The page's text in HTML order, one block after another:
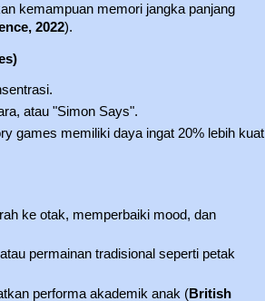
kemampuan memori jangka panjang
2022).
atau "Simon Says".
games memiliki daya ingat 20% lebih kuat
ke otak, memperbaiki mood, dan
permainan tradisional seperti petak
performa akademik anak (British